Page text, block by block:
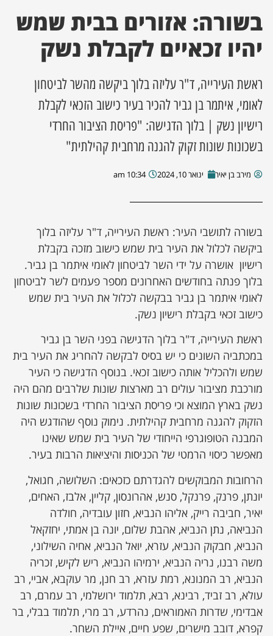
מסע מלחמה
השבוע
מקומית
בשורה: אזורים בבית שמש
יהיו זכאיים לקבלת נשק
ראשת העירייה, ד"ר עליזה בלוך ביקשה מהשר לביטחון
לאומי, איתמר בן גביר להכיר בעיר כישוב הזכאי לקבלת
רישיון נשק | בלוך הדגישה: "פריסת הציבור החרדי
בשכונות שונות זקוק להגנה מרחבית קהילתית"
מירב בן יאיר ינואר 10, 2024 10:34 am
בשורה לתושבי העיר: ראשת העירייה, ד"ר עליזה בלוך
ביקשה לכלול את העיר בית שמש כישוב מזכה בקבלת
רישיון אושרה על ידי השר לביטחון לאומי איתמר בן גביר.
בלוך פנתה בחודשים האחרונים מספר פעמים לשר לביטחון
לאומי איתמר בן גביר בבקשה לכלול את העיר בית שמש
כישוב זכאי בקבלת רישיון נשק.
ראשת העירייה, ד"ר בלוך הדגישה בפני השר בן גביר
במכתביה השונים כי יש בסיס לבקשה להחריג את העיר בית
שמש ולהכליל אותה כישוב זכאי. בנוסף הדגישה כי העיר
מורכבת מציבור עולים רב מארצות שונות שלרבים מהם היה
נשק בארץ המוצא וכי פריסת הציבור החרדי בשכונות שונות
הזקוק להגנה מרחבית קהילתית. נימוק נוסף שהודגש היה
המבנה הטופוגרפי הייחודי של העיר בית שמש שאינו
מאפשר כיסוי הרמטי של הכניסות והיציאות הרבות בעיר.
הרחובות המבוקשים להגדרתם כזכאים: השלושה, חגואל,
יונתן, פרנק, פרנקל, סנש, אהרונסון, קליין, אלבז, האחים,
יאיר, חביבה רייק, אליהו הנביא, חזון עובדיה, חולדה
הנביאה, נתן הנביא, אהבת שלום, יונה בן אמתי, יחזקאל
הנביא, חבקוק הנביא, עזרא, יואל הנביא, אחיה השילוני,
משה רבנו, נריה הנביא, ירמיהו הנביא, ריש לקיש, זכריה
הנביא, רב המנונא, רמת עזרא, רב חנן, מר עוקבא, אביי, רב
עולא, רב זביד, רבינא, רבא, תלמוד ירושלמי, רב עמרם, רב
אבדימי, שדרות האמוראים, נהרדע, רב מרי, תלמוד בבלי, בר
קפרא, דובב מישרים, שפע חיים, איילת השחר.